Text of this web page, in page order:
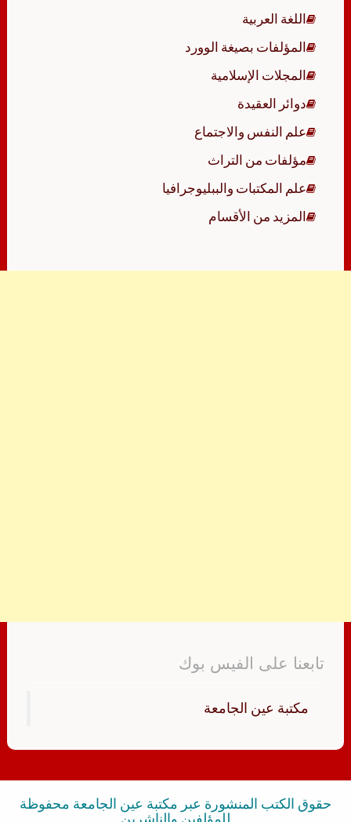
اللغة العربية
المؤلفات بصيغة الوورد
المجلات الإسلامية
دوائر العقيدة
علم النفس والاجتماع
مؤلفات من التراث
علم المكتبات والببليوجرافيا
المزيد من الأقسام
تابعنا على الفيس بوك
‏مكتبة عين الجامعة‏
حقوق الكتب المنشورة عبر مكتبة عين الجامعة محفوظة
للمؤلفين والناشرين